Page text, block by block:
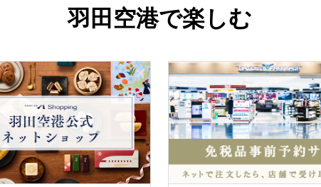
羽田空港で楽しむ